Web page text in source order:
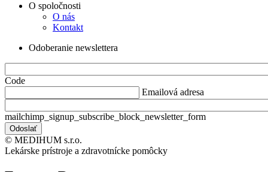
O spoločnosti
O nás
Kontakt
Odoberanie newslettera
Code
Emailová adresa
mailchimp_signup_subscribe_block_newsletter_form
© MEDIHUM s.r.o.
Lekárske prístroje a zdravotnícke pomôcky